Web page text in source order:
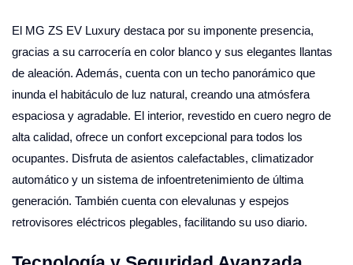
El MG ZS EV Luxury destaca por su imponente presencia,
gracias a su carrocería en color blanco y sus elegantes llantas
de aleación. Además, cuenta con un techo panorámico que
inunda el habitáculo de luz natural, creando una atmósfera
espaciosa y agradable. El interior, revestido en cuero negro de
alta calidad, ofrece un confort excepcional para todos los
ocupantes. Disfruta de asientos calefactables, climatizador
automático y un sistema de infoentretenimiento de última
generación. También cuenta con elevalunas y espejos
retrovisores eléctricos plegables, facilitando su uso diario.